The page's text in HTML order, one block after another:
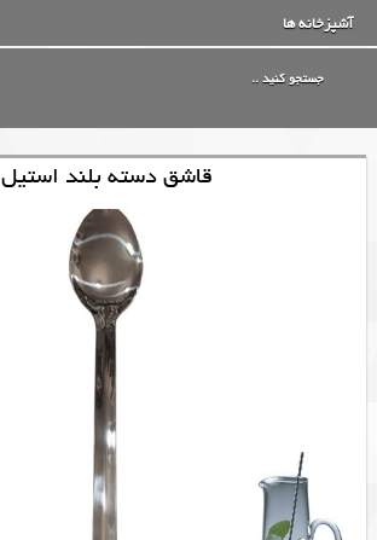
آشپزخانه ها
قاشق دسته بلند استیل